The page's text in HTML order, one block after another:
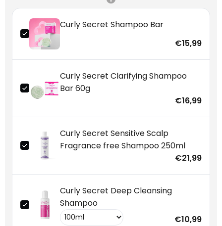
Curly Secret Shampoo Bar
€15,99
Curly Secret Clarifying Shampoo
Bar 60g
€16,99
Curly Secret Sensitive Scalp
Fragrance free Shampoo 250ml
€21,99
Curly Secret Deep Cleansing
Shampoo
€10,99